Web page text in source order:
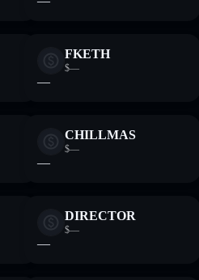
FKETH
$—
—
CHILLMAS
$—
—
DIRECTOR
$—
—